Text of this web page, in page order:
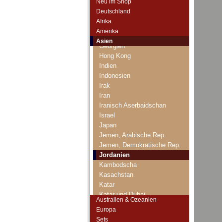
Deutschland
Afrika
Amerika
Asien
Franz. Indochina
Georgien
Hong Kong
Indien
Indonesien
Irak
Iran
Iranisch Aserbaidschan
Israel
Japan
Jemen, Arabische Rep.
Jemen, Demokratische Rep.
Jordanien
Kambodscha
Kasachstan
Katar
Katar und Dubai
Korea (alt)
Australien & Ozeanien
Europa
Sets